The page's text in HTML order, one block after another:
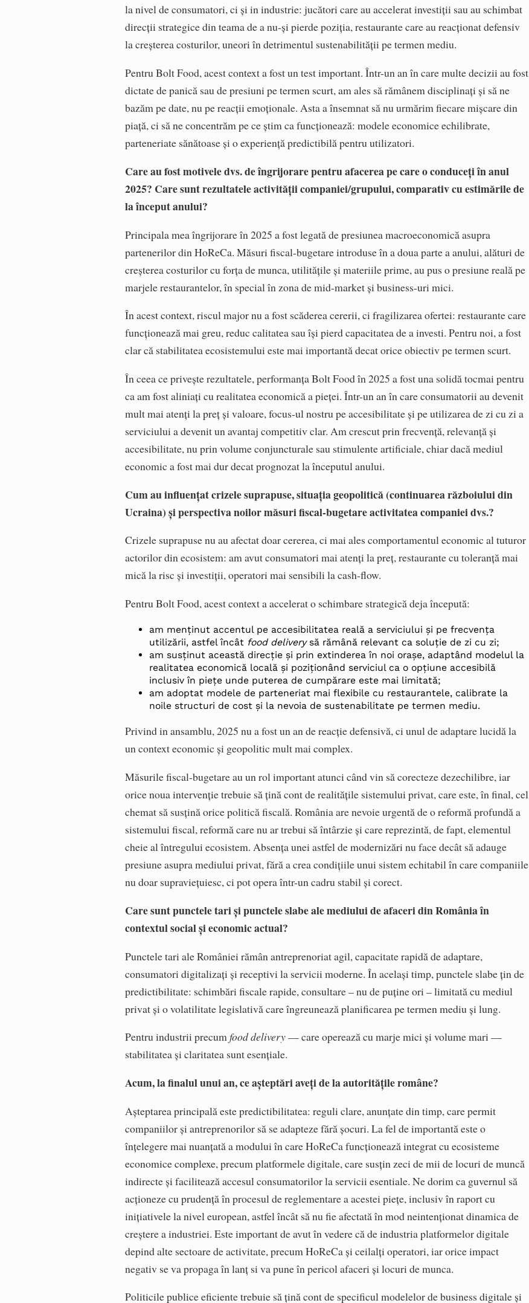
la nivel de consumatori, ci și in industrie: jucători care au accelerat investiții sau au schimbat
direcții strategice din teama de a nu-și pierde poziția, restaurante care au reacționat defensiv
la creșterea costurilor, uneori în detrimentul sustenabilității pe termen mediu.
Pentru Bolt Food, acest context a fost un test important. Într-un an în care multe decizii au fost
dictate de panică sau de presiuni pe termen scurt, am ales să rămânem disciplinați și să ne
bazăm pe date, nu pe reacții emoționale. Asta a însemnat să nu urmărim fiecare mișcare din
piață, ci să ne concentrăm pe ce știm ca funcționează: modele economice echilibrate,
parteneriate sănătoase și o experiență predictibilă pentru utilizatori.
Care au fost motivele dvs. de îngrijorare pentru afacerea pe care o conduceți în anul
2025? Care sunt rezultatele activității companiei/grupului, comparativ cu estimările de
la început anului?
Principala mea îngrijorare în 2025 a fost legată de presiunea macroeconomică asupra
partenerilor din HoReCa. Măsuri fiscal-bugetare introduse în a doua parte a anului, alături de
creșterea costurilor cu forța de munca, utilitățile și materiile prime, au pus o presiune reală pe
marjele restaurantelor, în special în zona de mid-market și business-uri mici.
În acest context, riscul major nu a fost scăderea cererii, ci fragilizarea ofertei: restaurante care
funcționează mai greu, reduc calitatea sau își pierd capacitatea de a investi. Pentru noi, a fost
clar că stabilitatea ecosistemului este mai importantă decat orice obiectiv pe termen scurt.
În ceea ce privește rezultatele, performanța Bolt Food în 2025 a fost una solidă tocmai pentru
ca am fost aliniați cu realitatea economică a pieței. Într-un an în care consumatorii au devenit
mult mai atenți la preț și valoare, focus-ul nostru pe accesibilitate și pe utilizarea de zi cu zi a
serviciului a devenit un avantaj competitiv clar. Am crescut prin frecvență, relevanță și
accesibilitate, nu prin volume conjuncturale sau stimulente artificiale, chiar dacă mediul
economic a fost mai dur decat prognozat la începutul anului.
Cum au influențat crizele suprapuse, situația geopolitică (continuarea războiului din
Ucraina) și perspectiva noilor măsuri fiscal-bugetare activitatea companiei dvs.?
Crizele suprapuse nu au afectat doar cererea, ci mai ales comportamentul economic al tuturor
actorilor din ecosistem: am avut consumatori mai atenți la preț, restaurante cu toleranță mai
mică la risc și investiții, operatori mai sensibili la cash-flow.
Pentru Bolt Food, acest context a accelerat o schimbare strategică deja începută:
am menținut accentul pe accesibilitatea reală a serviciului și pe frecvența
utilizării, astfel încât food deliverysă rămână relevant ca soluție de zi cu zi;
am susținut această direcție și prin extinderea în noi orașe, adaptând modelul la
realitatea economică locală și poziționând serviciul ca o opțiune accesibilă
inclusiv în piețe unde puterea de cumpărare este mai limitată;
am adoptat modele de parteneriat mai flexibile cu restaurantele, calibrate la
noile structuri de cost și la nevoia de sustenabilitate pe termen mediu.
Privind in ansamblu, 2025 nu a fost un an de reacție defensivă, ci unul de adaptare lucidă la
un context economic și geopolitic mult mai complex.
Măsurile fiscal-bugetare au un rol important atunci când vin să corecteze dezechilibre, iar
orice noua intervenție trebuie să țină cont de realitățile sistemului privat, care este, în final, cel
chemat să susțină orice politică fiscală. România are nevoie urgentă de o reformă profundă a
sistemului fiscal, reformă care nu ar trebui să întârzie și care reprezintă, de fapt, elementul
cheie al întregului ecosistem. Absența unei astfel de modernizări nu face decât să adauge
presiune asupra mediului privat, fără a crea condițiile unui sistem echitabil în care companiile
nu doar supraviețuiesc, ci pot opera într-un cadru stabil și corect.
Care sunt punctele tari și punctele slabe ale mediului de afaceri din România în
contextul social și economic actual?
Punctele tari ale României rămân antreprenoriat agil, capacitate rapidă de adaptare,
consumatori digitalizați și receptivi la servicii moderne. În același timp, punctele slabe țin de
predictibilitate: schimbări fiscale rapide, consultare – nu de puține ori – limitată cu mediul
privat și o volatilitate legislativă care îngreunează planificarea pe termen mediu și lung.
Pentru industrii precumfood delivery— care operează cu marje mici și volume mari —
stabilitatea și claritatea sunt esențiale.
Acum, la finalul unui an, ce așteptări aveți de la autoritățile române?
Așteptarea principală este predictibilitatea: reguli clare, anunțate din timp, care permit
companiilor și antreprenorilor să se adapteze fără șocuri. La fel de importantă este o
înțelegere mai nuanțată a modului în care HoReCa funcționează integrat cu ecosisteme
economice complexe, precum platformele digitale, care susțin zeci de mii de locuri de muncă
indirecte și facilitează accesul consumatorilor la servicii esentiale. Ne dorim ca guvernul să
acționeze cu prudență în procesul de reglementare a acestei piețe, inclusiv în raport cu
inițiativele la nivel european, astfel încât să nu fie afectată în mod neintenționat dinamica de
creștere a industriei. Este important de avut în vedere că de industria platformelor digitale
depind alte sectoare de activitate, precum HoReCa și ceilalți operatori, iar orice impact
negativ se va propaga în lanț si va pune în pericol afaceri și locuri de munca.
Politicile publice eficiente trebuie să țină cont de specificul modelelor de business digitale și